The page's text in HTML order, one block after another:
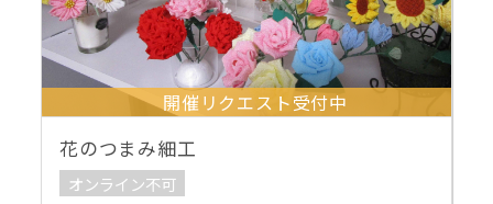
開催リクエスト受付中
花のつまみ細工
オンライン不可